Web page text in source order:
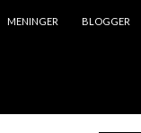
MENINGER BLOGGER